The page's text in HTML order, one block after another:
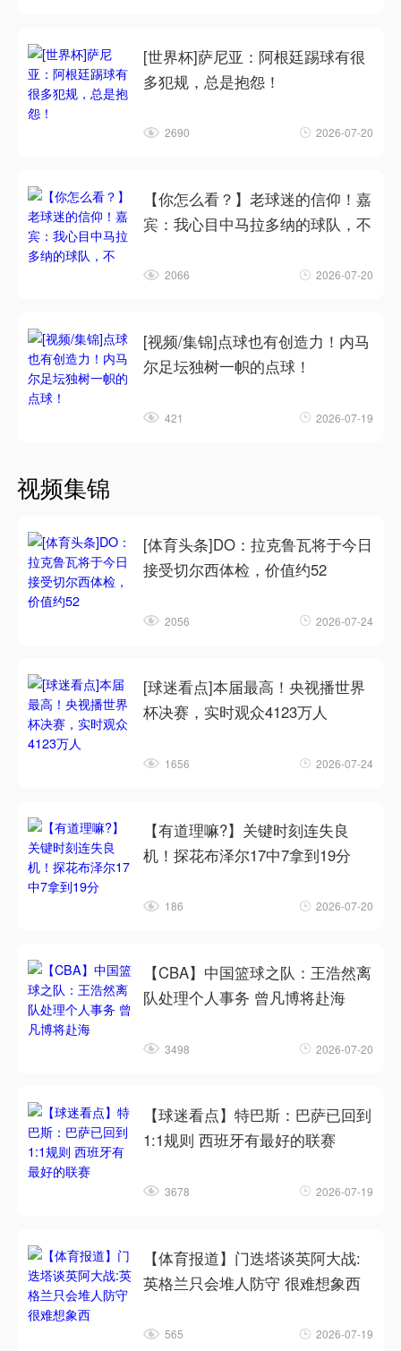
[世界杯]萨尼亚：阿根廷踢球有很
多犯规，总是抱怨！
2690 2026-07-20
【你怎么看？】老球迷的信仰！嘉
宾：我心目中马拉多纳的球队，不
2066 2026-07-20
[视频/集锦]点球也有创造力！内马
尔足坛独树一帜的点球！
421 2026-07-19
视频集锦
[体育头条]DO：拉克鲁瓦将于今日
接受切尔西体检，价值约52
2056 2026-07-24
[球迷看点]本届最高！央视播世界
杯决赛，实时观众4123万人
1656 2026-07-24
【有道理嘛?】关键时刻连失良
机！探花布泽尔17中7拿到19分
186 2026-07-20
【CBA】中国篮球之队：王浩然离
队处理个人事务 曾凡博将赴海
3498 2026-07-20
【球迷看点】特巴斯：巴萨已回到
1:1规则 西班牙有最好的联赛
3678 2026-07-19
【体育报道】门迭塔谈英阿大战:
英格兰只会堆人防守 很难想象西
565 2026-07-19